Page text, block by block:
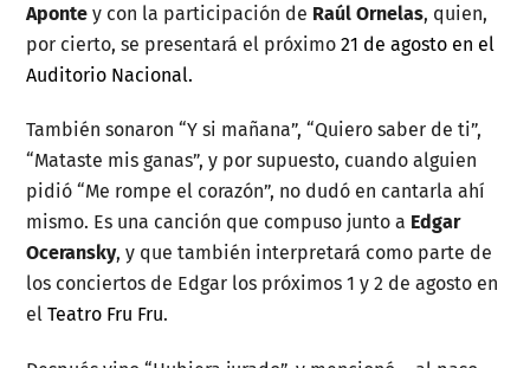
Aponte y con la participación de Raúl Ornelas, quien,
por cierto, se presentará el próximo21 de agosto en el
Auditorio Nacional.
También sonaron “Y si mañana”, “Quiero saber de ti”,
“Mataste mis ganas”, y por supuesto, cuando alguien
pidió “Me rompe el corazón”, no dudó en cantarla ahí
mismo. Es una canción que compuso junto a Edgar
Oceransky, y que también interpretará como parte de
los conciertos de Edgar los próximos 1 y 2 de agosto en
elTeatro Fru Fru.